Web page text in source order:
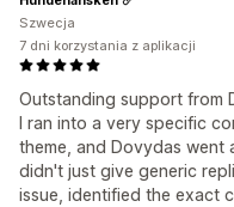
Outstanding support from
I ran into a very specific
theme, and Dovydas went
didn't just give generic
issue, identified the exact
Szwecja
7 dni korzystania z aplikacji